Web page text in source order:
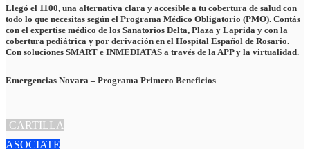
Llegó el 1100, una alternativa clara y accesible a tu cobertura de salud con
todo lo que necesitas según el Programa Médico Obligatorio (PMO). Contás
con el expertise médico de los Sanatorios Delta, Plaza y Laprida y con la
cobertura pediátrica y por derivación en el Hospital Español de Rosario.
Con soluciones SMART e INMEDIATAS a través de la APP y la virtualidad.
Emergencias Novara – Programa Primero Beneficios
CARTILLA
ASOCIATE